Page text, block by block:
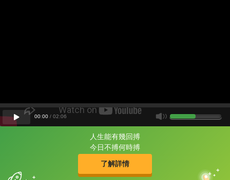
人生能有幾回搏
今日不搏何時搏
了解詳情
片尾有
攻其不背
的品牌故事
00:00 / 02:06